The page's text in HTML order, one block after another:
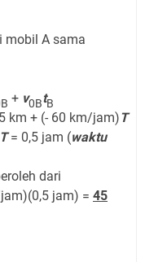
mobil A sama
+ v0BtB
km + (- 60 km/jam)T
T= 0,5 jam (waktu
dari
jam) = 45